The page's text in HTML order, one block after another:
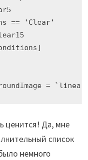
== 'Clear'
=
ценится! Да, мне
список
немного